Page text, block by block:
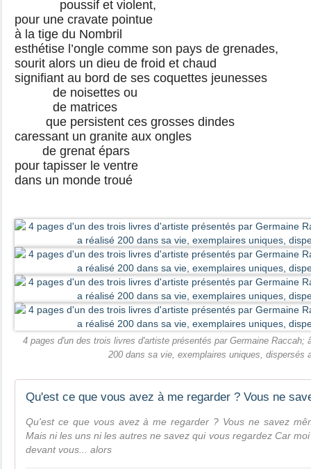
poussif et violent,
pour une cravate pointue
à la tige du Nombril
esthétise l’ongle comme son pays de grenades,
sourit alors un dieu de froid et chaud
signifiant au bord de ses coquettes jeunesses
de noisettes ou
de matrices
que persistent ces grosses dindes
caressant un granite aux ongles
de grenat épars
pour tapisser le ventre
dans un monde troué
4 pages d'un des trois livres d'artiste présentés par Germaine Raccah;
200 dans sa vie, exemplaires uniques, dispersés
Qu'est ce que vous avez à me regarder ? Vous ne savez
Mais ni les uns ni les autres ne savez qui vous regardez Car
devant vous... alors